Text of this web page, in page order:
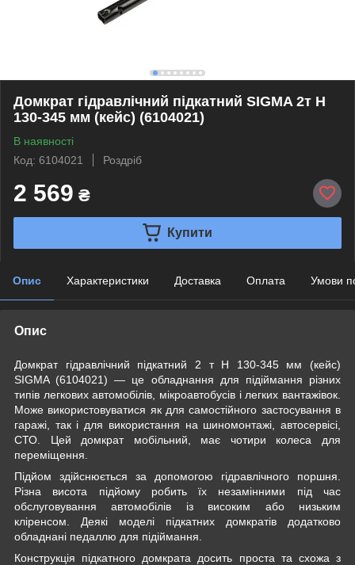
Домкрат гідравлічний підкатний SIGMA 2т H
130-345 мм (кейс) (6104021)
В наявності
Код: 6104021
Роздріб
2 569 ₴
Купити
Опис Характеристики Доставка Оплата Умови
Опис
Домкрат гідравлічний підкатний 2 т H 130-345 мм (кейс)
SIGMA (6104021) — це обладнання для підіймання різних
типів легкових автомобілів, мікроавтобусів і легких вантажівок.
Може використовуватися як для самостійного застосування в
гаражі, так і для використання на шиномонтажі, автосервісі,
СТО. Цей домкрат мобільний, має чотири колеса для
переміщення.
Підйом здійснюється за допомогою гідравлічного поршня.
Різна висота підйому робить їх незамінними під час
обслуговування автомобілів із високим або низьким
кліренсом. Деякі моделі підкатних домкратів додатково
обладнані педаллю для підіймання.
Конструкція підкатного домкрата досить проста та схожа з